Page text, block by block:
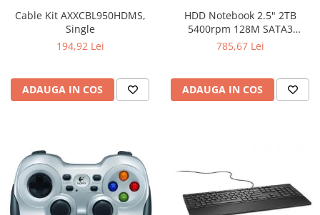
Cable Kit AXXCBL950HDMS,
Single
194,92 Lei
ADAUGA IN COS
HDD Notebook 2.5" 2TB
5400rpm 128M SATA3
SEAGATE
785,67 Lei
ADAUGA IN COS